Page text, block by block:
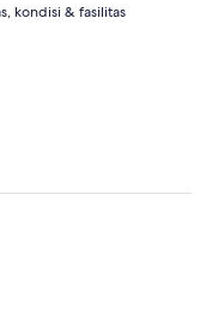
kondisi & fasilitas